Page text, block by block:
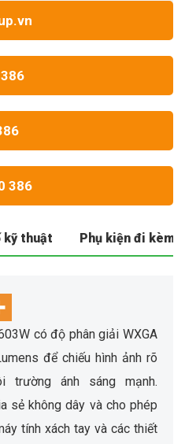
386
kỹ thuật Phụ kiện đi kèm
có độ phân giải WXGA
để chiếu hình ảnh rõ
trường ánh sáng mạnh.
sẻ không dây và cho phép
tính xách tay và các thiết